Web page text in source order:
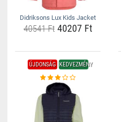
Didriksons Lux Kids Jacket
40541 Ft40207 Ft
ÚJDONSÁG KEDVEZMÉNY